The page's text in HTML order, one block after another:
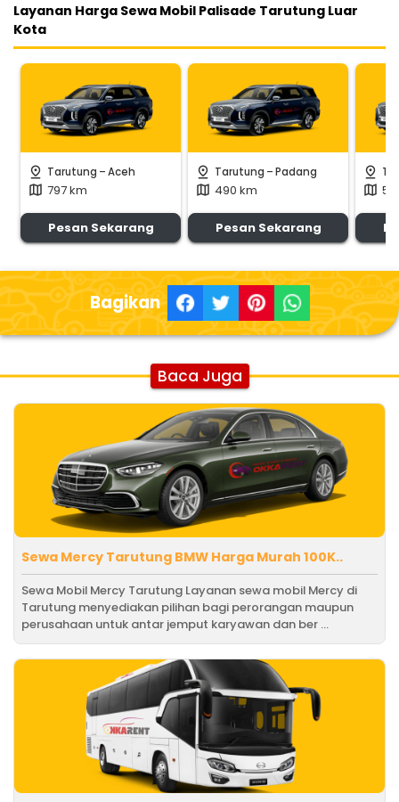
Layanan Harga Sewa Mobil Palisade Tarutung Luar
Kota
pin_drop Tarutung -Aceh
map 797 km
Pesan Sekarang
pin_drop Tarutung -Padang
map 490 km
Pesan Sekarang
pin_drop
map
Bagikan
Baca Juga
Sewa Mercy Tarutung BMW Harga Murah 100K..
Sewa Mobil Mercy Tarutung Layanan sewa mobil Mercy di
Tarutung menyediakan pilihan bagi perorangan maupun
perusahaan untuk antar jemput karyawan dan ber ...